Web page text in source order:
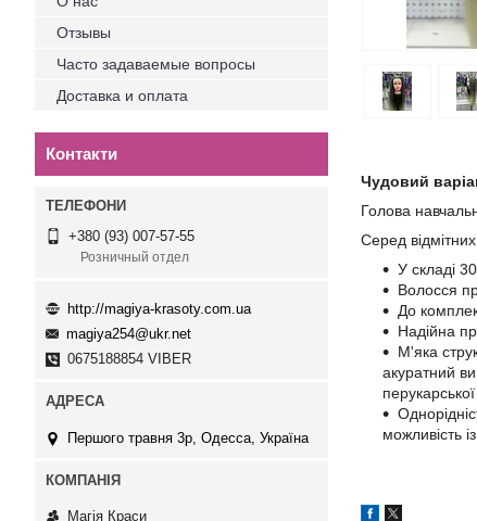
Чудовий
Голова
Серед
У складі
Волосся
До
Надійна
М'яка
акуратний
можливість
Отзывы
Часто задаваемые вопросы
Доставка и оплата
Контакти
+380 (93) 007-57-55
Розничный отдел
http://magiya-krasoty.com.ua
magiya254@ukr.net
0675188854 VIBER
Першого травня 3р, Одесса, Україна
Магія Краси